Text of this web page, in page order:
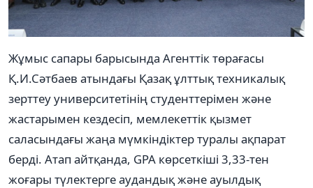
Жұмыс сапары барысында Агенттік төрағасы
Қ.И.Сәтбаев атындағы Қазақ ұлттық техникалық
зерттеу университетінің студенттерімен және
жастарымен кездесіп, мемлекеттік қызмет
саласындағы жаңа мүмкіндіктер туралы ақпарат
берді. Атап айтқанда, GPA көрсеткіші 3,33-тен
жоғары түлектерге аудандық және ауылдық